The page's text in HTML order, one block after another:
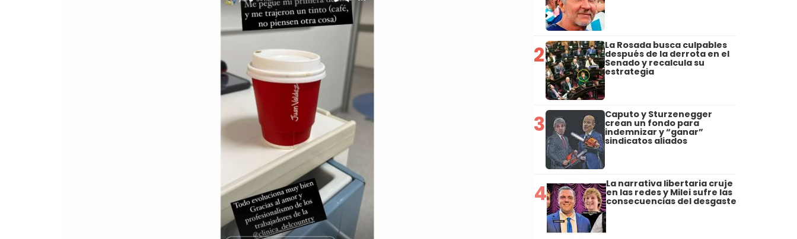
2 La Rosada busca culpables
después de la derrota en el
Senado y recalcula su
estrategia
3 Caputo y Sturzenegger
crean un fondo para
indemnizar y “ganar”
sindicatos aliados
4 La narrativa libertaria cruje
en las redes y Milei sufre las
consecuencias del desgaste